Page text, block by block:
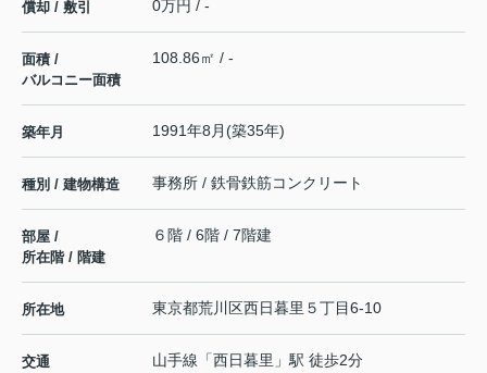
償却 / 敷引 0万円 / -
面積 /
バルコニー面積
108.86㎡ / -
築年月 1991年8月(築35年)
種別 / 建物構造 事務所 / 鉄骨鉄筋コンクリート
部屋 /
所在階 / 階建
６階 / 6階 / 7階建
所在地 東京都荒川区西日暮里 ５丁目6-10
交通 山手線 「西日暮里 」駅 徒歩2分